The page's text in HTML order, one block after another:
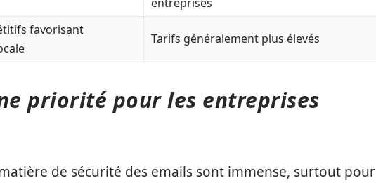
favorisant
Tarifs généralement plus élevés
priorité pour les entreprises
de sécurité des emails sont immense, surtout pour